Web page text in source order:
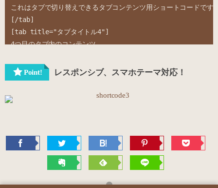
これはタブで切り替えできるタブコンテンツ用ショートコードです
[/tab]
[tab title="タブタイトル4"]
4つ目のタブ内のコンテンツ。
[/tab]
[/tabs]
Point! レスポンシブ、スマホテーマ対応！